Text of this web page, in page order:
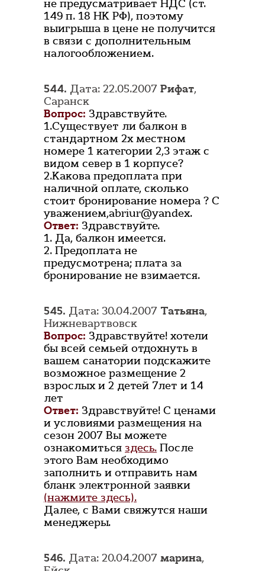
не предусматривает НДС (ст.
149 п. 18 НК РФ), поэтому
выигрыша в цене не получится
в связи с дополнительным
налогообложением.
544. Дата: 22.05.2007 Рифат,
Саранск
Вопрос: Здравствуйте.
1.Существует ли балкон в
стандартном 2х местном
номере 1 категории 2,3 этаж с
видом север в 1 корпусе?
2.Какова предоплата при
наличной оплате, сколько
стоит бронирование номера ? С
уважением,abriur@yandex.
Ответ: Здравствуйте.
1. Да, балкон имеется.
2. Предоплата не
предусмотрена; плата за
бронирование не взимается.
545. Дата: 30.04.2007 Татьяна,
Нижневартвовск
Вопрос: Здравствуйте! хотели
бы всей семьей отдохнуть в
вашем санатории подскажите
возможное размещение 2
взрослых и 2 детей 7лет и 14
лет
Ответ: Здравствуйте! С ценами
и условиями размещения на
сезон 2007 Вы можете
ознакомиться здесь. После
этого Вам необходимо
заполнить и отправить нам
бланк электронной заявки
(нажмите здесь).
Далее, с Вами свяжутся наши
менеджеры.
546. Дата: 20.04.2007 марина,